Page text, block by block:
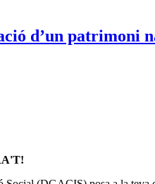
d’un patrimoni